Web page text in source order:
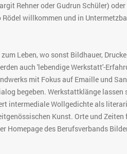
Rehner oder Gudrun Schüler)
willkommen und in
Leben, wo sonst Bildhauer,
auch 'lebendige Werkstatt'-
mit Fokus auf Emaille und
begeben. Werkstattklänge
intermediale Wollgedichte als
Kunst. Orte und
Homepage des Berufsverbands